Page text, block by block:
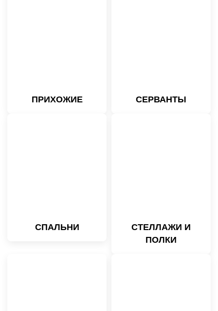
ПРИХОЖИЕ СЕРВАНТЫ
СПАЛЬНИ
СТЕЛЛАЖИ И
ПОЛКИ